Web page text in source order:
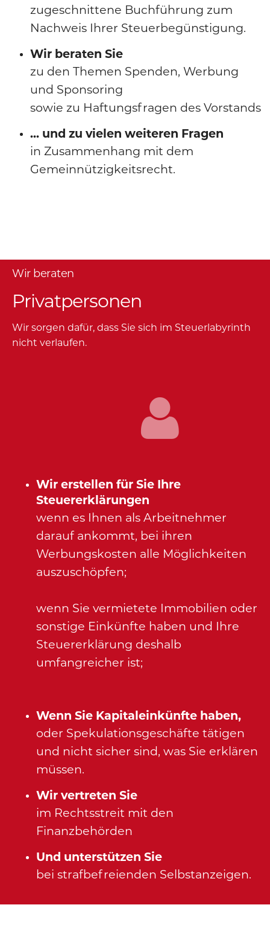
zugeschnittene Buchführung zum
Nachweis Ihrer Steuerbegünstigung.
Wir beraten Sie
zu den Themen Spenden, Werbung
und Sponsoring
sowie zu Haftungsfragen des Vorstands
... und zu vielen weiteren Fragen
in Zusammenhang mit dem
Gemeinnützigkeitsrecht.
Wir beraten
Privatpersonen
Wir sorgen dafür, dass Sie sich im Steuerlabyrinth
nicht verlaufen.
Wir erstellen für Sie Ihre
Steuererklärungen
wenn es Ihnen als Arbeitnehmer
darauf ankommt, bei ihren
Werbungskosten alle Möglichkeiten
auszuschöpfen;
wenn Sie vermietete Immobilien oder
sonstige Einkünfte haben und Ihre
Steuererklärung deshalb
umfangreicher ist;
Wenn Sie Kapitaleinkünfte haben,
oder Spekulationsgeschäfte tätigen
und nicht sicher sind, was Sie erklären
müssen.
Wir vertreten Sie
im Rechtsstreit mit den
Finanzbehörden
Und unterstützen Sie
bei strafbefreienden Selbstanzeigen.